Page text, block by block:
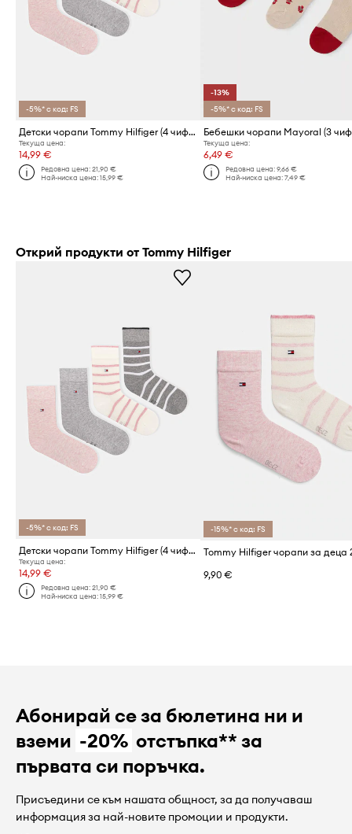
-5%* с код: FS
Детски чорапи Tommy Hilfiger (4 чифта)
Текуща цена:
14,99 €
Редовна цена:21,90 €
Най-ниска цена:15,99 €
-13%
-5%* с код: FS
Бебешки чорапи Mayoral (3
Текуща цена:
6,49 €
Редовна цена: 9,66 €
Най-ниска цена: 7,49 €
Открий продукти от Tommy Hilfiger
-5%* с код: FS
Детски чорапи Tommy Hilfiger (4 чифта)
Текуща цена:
14,99 €
Редовна цена:21,90 €
Най-ниска цена:15,99 €
-15%* с код: FS
9,90 €
Абонирай се за бюлетина ни и
вземи -20% отстъпка** за
първата си поръчка.
Присъедини се към нашата общност, за да получаваш
информация за най-новите промоции и продукти.